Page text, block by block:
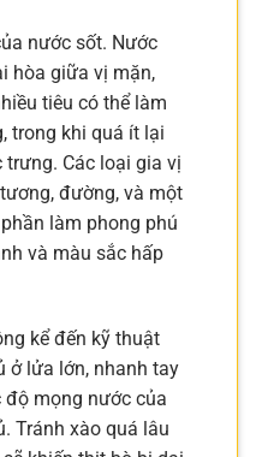
nước sốt. Nước
hòa giữa vị mặn,
tiêu có thể làm
trong khi quá ít lại
Các loại gia vị
đường, và một
làm phong phú
và màu sắc hấp
kể đến kỹ thuật
ở lửa lớn, nhanh tay
mọng nước của
Tránh xào quá lâu